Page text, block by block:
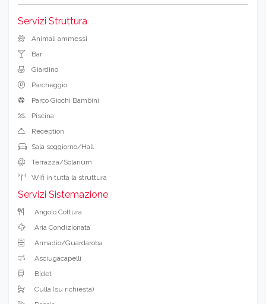
Servizi Struttura
Animali ammessi
Bar
Giardino
Parcheggio
Parco Giochi Bambini
Piscina
Reception
Sala soggiorno/Hall
Terrazza/Solarium
Wifi in tutta la struttura
Servizi Sistemazione
Angolo Cottura
Aria Condizionata
Armadio/Guardaroba
Asciugacapelli
Bidet
Culla (su richiesta)